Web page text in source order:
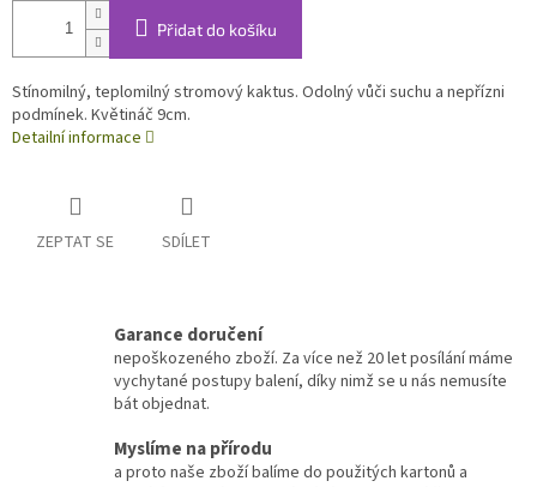
Přidat do košíku
Stínomilný, teplomilný stromový kaktus. Odolný vůči suchu a nepřízni
podmínek. Květináč 9cm.
Detailní informace
ZEPTAT SE SDÍLET
Garance doručení
nepoškozeného zboží. Za více než 20 let posílání máme
vychytané postupy balení, díky nimž se u nás nemusíte
bát objednat.
Myslíme na přírodu
a proto naše zboží balíme do použitých kartonů a